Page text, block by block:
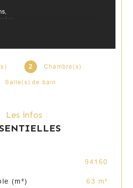
2 Chambre(s)
Salle(s) de bain
Les infos
94160
(m²) 63 m²
électrique et **accessibilité
qu'un **local à vélos** complètent
d'acquérir un box en
: **183 € / mois**